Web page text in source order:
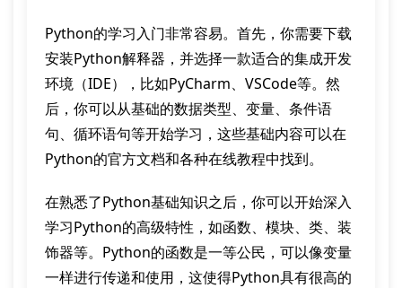
Python的学习入门非常容易。首先，你需要下载
安装Python解释器，并选择一款适合的集成开发
环境（IDE），比如PyCharm、VSCode等。然
后，你可以从基础的数据类型、变量、条件语
句、循环语句等开始学习，这些基础内容可以在
Python的官方文档和各种在线教程中找到。
在熟悉了Python基础知识之后，你可以开始深入
学习Python的高级特性，如函数、模块、类、装
饰器等。Python的函数是一等公民，可以像变量
一样进行传递和使用，这使得Python具有很高的